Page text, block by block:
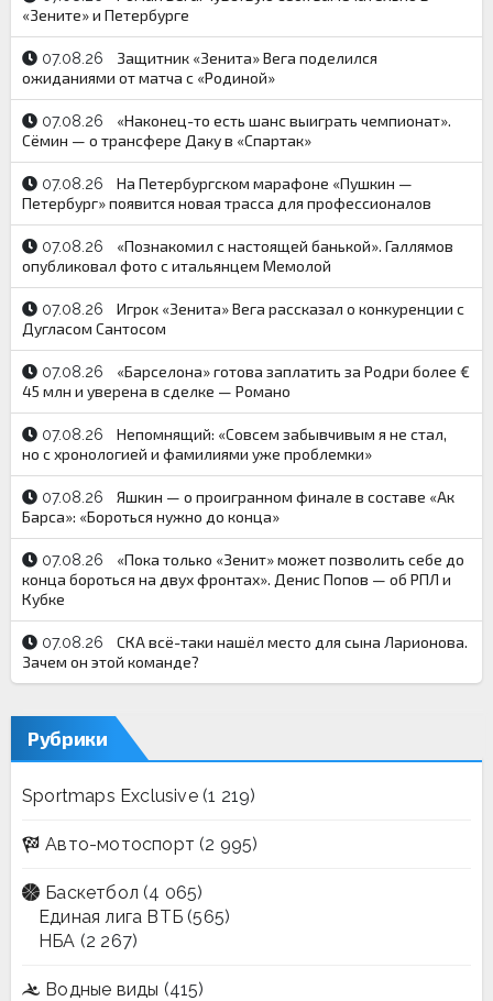
«Зените» и Петербурге
07.08.26
Защитник «Зенита» Вега поделился
ожиданиями от матча с «Родиной»
07.08.26
«Наконец-то есть шанс выиграть чемпионат».
Сёмин — о трансфере Даку в «Спартак»
07.08.26
На Петербургском марафоне «Пушкин —
Петербург» появится новая трасса для профессионалов
07.08.26
«Познакомил с настоящей банькой». Галлямов
опубликовал фото с итальянцем Мемолой
07.08.26
Игрок «Зенита» Вега рассказал о конкуренции с
Дугласом Сантосом
07.08.26
«Барселона» готова заплатить за Родри более €
45 млн и уверена в сделке — Романо
07.08.26
Непомнящий: «Совсем забывчивым я не стал,
но с хронологией и фамилиями уже проблемки»
07.08.26
Яшкин — о проигранном финале в составе «Ак
Барса»: «Бороться нужно до конца»
07.08.26
«Пока только «Зенит» может позволить себе до
конца бороться на двух фронтах». Денис Попов — об РПЛ и
Кубке
07.08.26
СКА всё-таки нашёл место для сына Ларионова.
Зачем он этой команде?
Рубрики
Sportmaps Exclusive(1 219)
Авто-мотоспорт (2 995)
Баскетбол (4 065)
Единая лига ВТБ (565)
НБА (2 267)
Водные виды (415)